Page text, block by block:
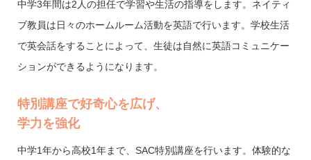
中学3年間は2人の担任で学習や生活の指導をします。ネイティ
ブ教員は日々のホームルーム活動を英語で行います。学校生活
で英会話をすることによって、生徒は自然に英語コミュニケー
ションができるようになります。
特別講座で好奇心を広げ、
学力を強化
中学1年から高校1年まで、SAC特別講座を行います。体験的な